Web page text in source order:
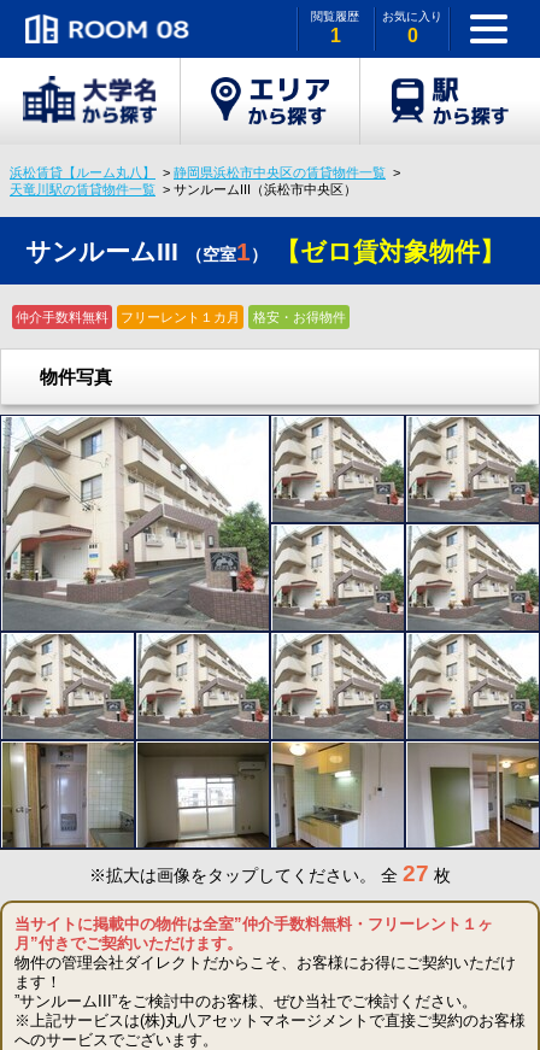
閲覧履歴
1
お気に入り
0
浜松賃貸【ルーム丸八】
静岡県浜松市中央区の賃貸物件一覧
天竜川駅の賃貸物件一覧
サンルームIII（浜松市中央区）
サンルームIII （空室1） 【ゼロ賃対象物件】
仲介手数料無料 フリーレント１カ月 格安・お得物件
物件写真
※拡大は画像をタップしてください。 全 27 枚
当サイトに掲載中の物件は全室”仲介手数料無料・フリーレント１ヶ
月”付きでご契約いただけます。
物件の管理会社ダイレクトだからこそ、お客様にお得にご契約いただけ
ます！
”サンルームIII”をご検討中のお客様、ぜひ当社でご検討ください。
※上記サービスは(株)丸八アセットマネージメントで直接ご契約のお客様
へのサービスでございます。